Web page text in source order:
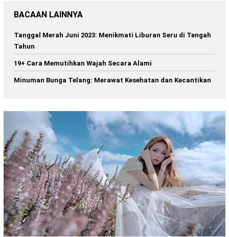
BACAAN LAINNYA
Tanggal Merah Juni 2023: Menikmati Liburan Seru di Tengah
Tahun
19+ Cara Memutihkan Wajah Secara Alami
Minuman Bunga Telang: Merawat Kesehatan dan Kecantikan